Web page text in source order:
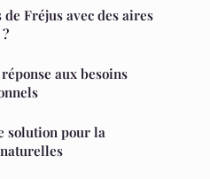
Fréjus avec des aires
aux besoins
solution pour la